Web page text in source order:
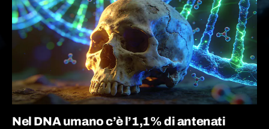
Nel DNA umano c’è l’1,1% di antenati